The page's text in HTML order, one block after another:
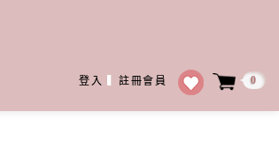
登入 註冊會員 0